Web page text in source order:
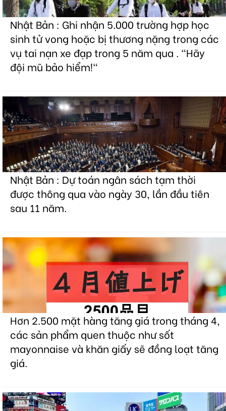
Nhật Bản : Ghi nhận 5.000 trường hợp học
sinh tử vong hoặc bị thương nặng trong các
vụ tai nạn xe đạp trong 5 năm qua . "Hãy
đội mũ bảo hiểm!"
Nhật Bản : Dự toán ngân sách tạm thời
được thông qua vào ngày 30, lần đầu tiên
sau 11 năm.
Hơn 2.500 mặt hàng tăng giá trong tháng 4,
các sản phẩm quen thuộc như sốt
mayonnaise và khăn giấy sẽ đồng loạt tăng
giá.